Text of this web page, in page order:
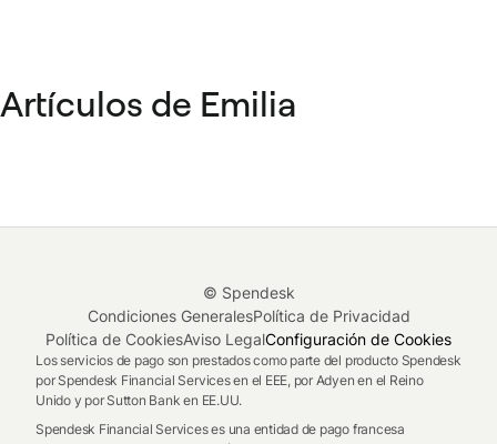
Artículos de Emilia
© Spendesk
Condiciones GeneralesPolítica de Privacidad
Política de CookiesAviso LegalConfiguración de Cookies
Los servicios de pago son prestados como parte del producto Spendesk
por Spendesk Financial Services en el EEE, por Adyen en el Reino
Unido y por Sutton Bank en EE.UU.
Spendesk Financial Services es una entidad de pago francesa